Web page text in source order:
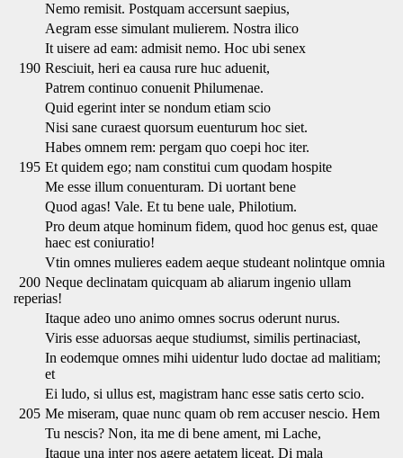
Nemo remisit. Postquam accersunt saepius,
Aegram esse simulant mulierem. Nostra ilico
It uisere ad eam: admisit nemo. Hoc ubi senex
190 Resciuit, heri ea causa rure huc aduenit,
Patrem continuo conuenit Philumenae.
Quid egerint inter se nondum etiam scio
Nisi sane curaest quorsum euenturum hoc siet.
Habes omnem rem: pergam quo coepi hoc iter.
195 Et quidem ego; nam constitui cum quodam hospite
Me esse illum conuenturam. Di uortant bene
Quod agas! Vale. Et tu bene uale, Philotium.
Pro deum atque hominum fidem, quod hoc genus est, quae
haec est coniuratio!
Vtin omnes mulieres eadem aeque studeant nolintque omnia
200 Neque declinatam quicquam ab aliarum ingenio ullam
reperias!
Itaque adeo uno animo omnes socrus oderunt nurus.
Viris esse aduorsas aeque studiumst, similis pertinaciast,
In eodemque omnes mihi uidentur ludo doctae ad malitiam;
et
Ei ludo, si ullus est, magistram hanc esse satis certo scio.
205 Me miseram, quae nunc quam ob rem accuser nescio. Hem
Tu nescis? Non, ita me di bene ament, mi Lache,
Itaque una inter nos agere aetatem liceat. Di mala